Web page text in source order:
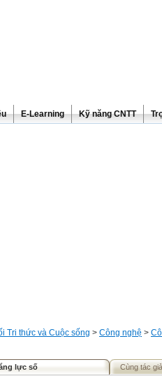
E-Learning Kỹ năng CNTT
Tri thức và Cuộc sống > Công nghệ >
lực số Cùng tác giả